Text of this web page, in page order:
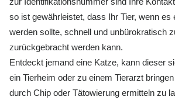
so ist gewährleistet, dass Ihr Tier, wenn es
werden sollte, schnell und unbürokratisch
zurückgebracht werden kann.
Entdeckt jemand eine Katze, kann dieser
ein Tierheim oder zu einem Tierarzt
durch Chip oder Tätowierung ermitteln zu